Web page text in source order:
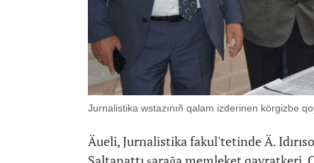
Jurnalistika wstazınıñ qalam izderinen körgizbe
Äueli, Jurnalistika fakul'tetinde Ä.